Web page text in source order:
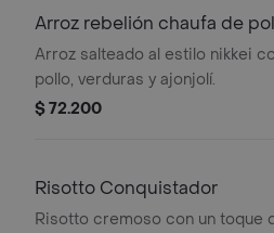
Arroz rebelión chaufa de
Arroz salteado al estilo nikkei
pollo, verduras y ajonjolí.
$ 72.200
Risotto Conquistador
Risotto cremoso con un toque